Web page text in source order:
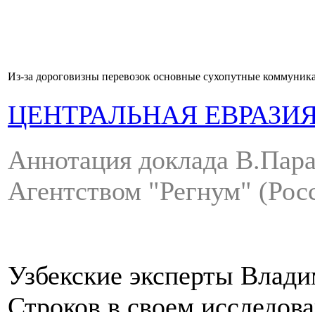
Из-за дороговизны перевозок основные сухопутные
ЦЕНТРАЛЬНАЯ
Аннотация доклада
Агентством "Регнум"
Узбекские эксперты